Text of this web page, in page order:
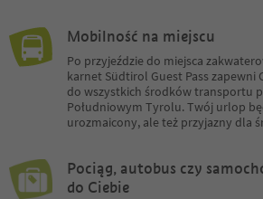
Mobilność na miejscu
Po przyjeździe do miejsca
karnet Südtirol Guest Pass zapewni
do wszystkich środków transportu
Południowym Tyrolu. Twój urlop
urozmaicony, ale też przyjazny dla
Pociąg, autobus czy
do Ciebie